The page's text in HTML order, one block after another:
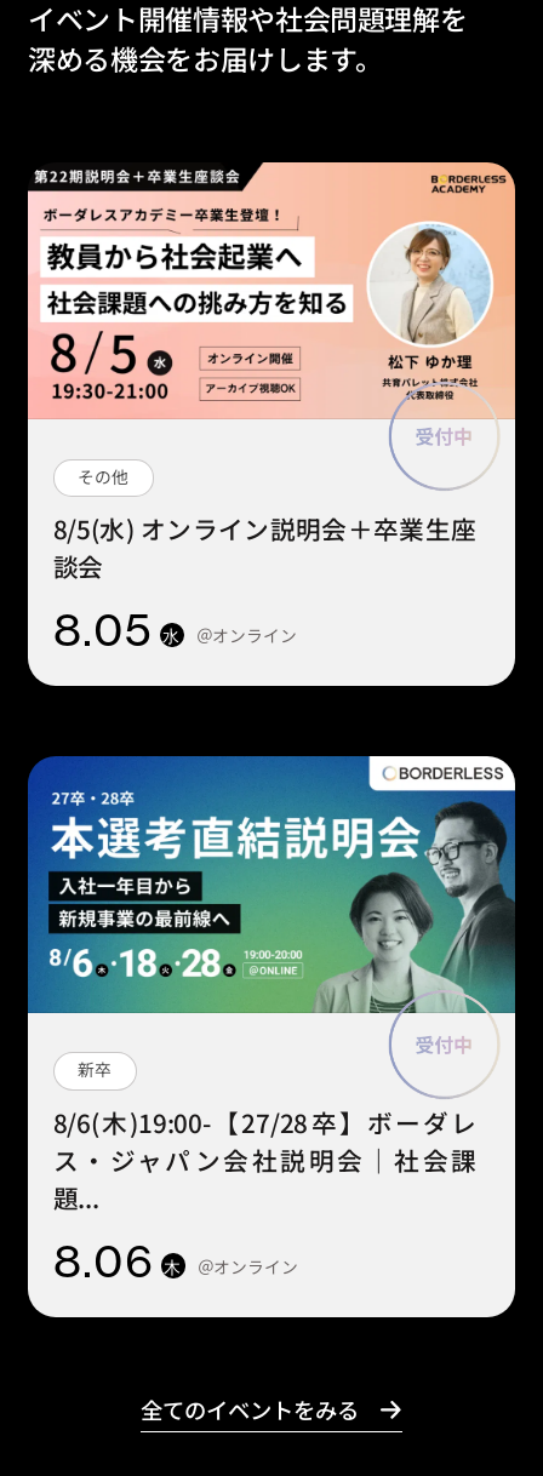
イベント開催情報や社会問題理解を
深める機会をお届けします。
その他
8/5(水) オンライン説明会＋卒業生座
談会
8.05 水 ＠オンライン
新卒
8/6(木)19:00-【27/28卒】ボーダレ
ス・ジャパン会社説明会｜社会課
題...
8.06 木 ＠オンライン
全てのイベントをみる